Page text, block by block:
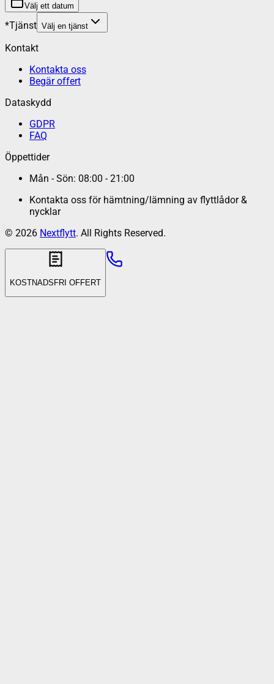
Välj ett datum
*Tjänst Välj en tjänst
Kontakt
Kontakta oss
Begär offert
Dataskydd
GDPR
FAQ
Öppettider
Mån - Sön: 08:00 - 21:00
Kontakta oss för hämtning/lämning av flyttlådor &
nycklar
© 2026 Nextflytt. All Rights Reserved.
KOSTNADSFRI OFFERT